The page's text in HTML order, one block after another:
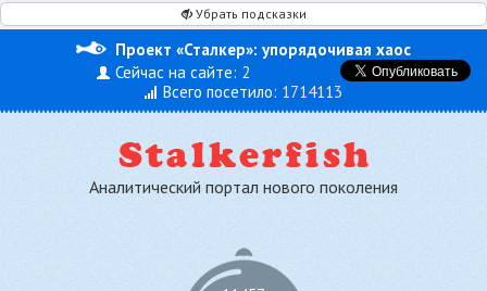
Убрать подсказки
Проект «Сталкер»: упорядочивая хаос
Сейчас на сайте: 2
Всего посетило: 1714113
Аналитический портал нового поколения